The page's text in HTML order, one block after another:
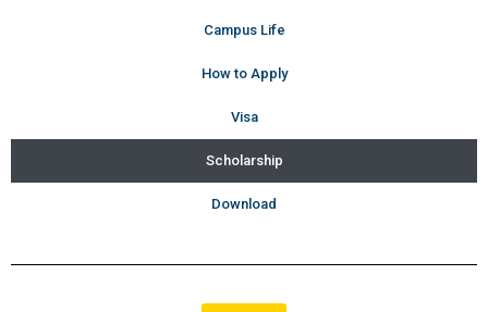
Campus Life
How to Apply
Visa
Scholarship
Download